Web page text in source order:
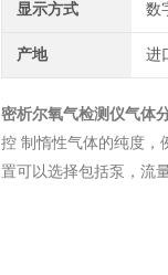
显示方式 数
产地 进
密析尔氧气检测仪气体
控 制惰性气体的纯度，
置可以选择包括泵，流